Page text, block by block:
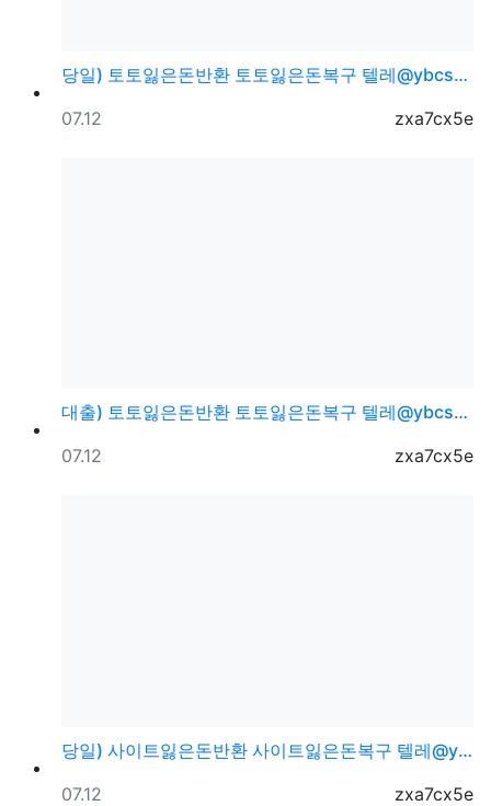
당일) 토토잃은돈반환 토토잃은돈복구 텔레@ybcs24
등록자
zxa7cx5e
등록일
07.12
대출) 토토잃은돈반환 토토잃은돈복구 텔레@ybcs24
등록자
zxa7cx5e
등록일
07.12
당일) 사이트잃은돈반환 사이트잃은돈복구 텔레@ybcs2…
등록자
zxa7cx5e
등록일
07.12